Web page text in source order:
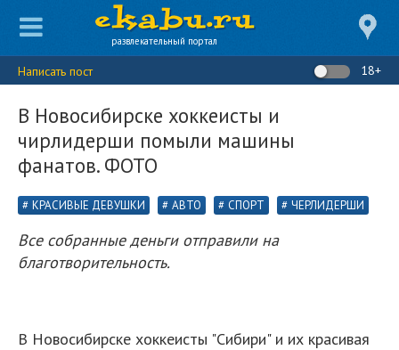
развлекательный портал
Написать пост 18+
В Новосибирске хоккеисты и
чирлидерши помыли машины
фанатов. ФОТО
КРАСИВЫЕ ДЕВУШКИ АВТО СПОРТ ЧЕРЛИДЕРШИ
Все собранные деньги отправили на
благотворительность.
В Новосибирске хоккеисты "Сибири" и их красивая